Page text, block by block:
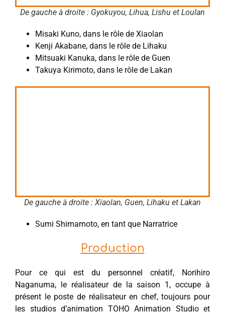
De gauche à droite : Gyokuyou, Lihua, Lishu et Loulan
Misaki Kuno, dans le rôle de Xiaolan
Kenji Akabane, dans le rôle de Lihaku
Mitsuaki Kanuka, dans le rôle de Guen
Takuya Kirimoto, dans le rôle de Lakan
De gauche à droite : Xiaolan, Guen, Lihaku et Lakan
Sumi Shimamoto, en tant que Narratrice
Production
Pour ce qui est du personnel créatif, Norihiro
Naganuma, le réalisateur de la saison 1, occupe à
présent le poste de réalisateur en chef, toujours pour
les studios d’animation TOHO Animation Studio et